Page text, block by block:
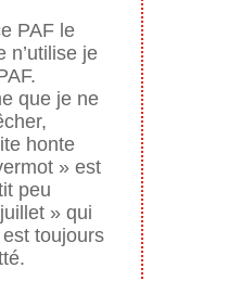
PAF le
n’utilise je
que je ne
honte
» est
peu
» qui
toujours